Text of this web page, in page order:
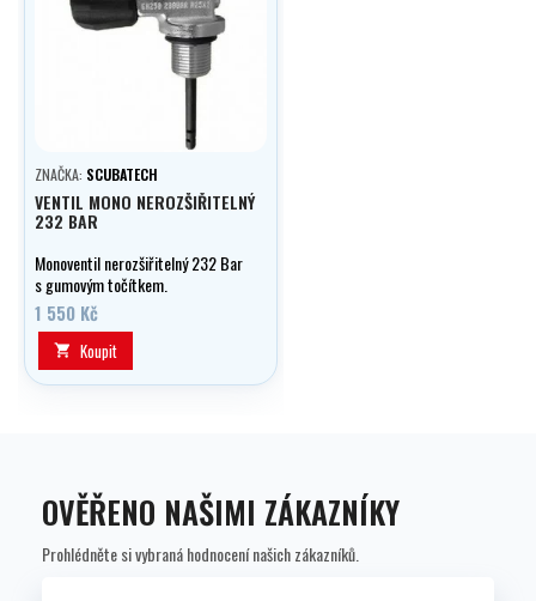
ZNAČKA: SCUBATECH
VENTIL MONO NEROZŠIŘITELNÝ
232 BAR
Monoventil nerozšiřitelný 232 Bar
s gumovým točítkem.
1 550 Kč
 Koupit
OVĚŘENO NAŠIMI ZÁKAZNÍKY
Prohlédněte si vybraná hodnocení našich zákazníků.